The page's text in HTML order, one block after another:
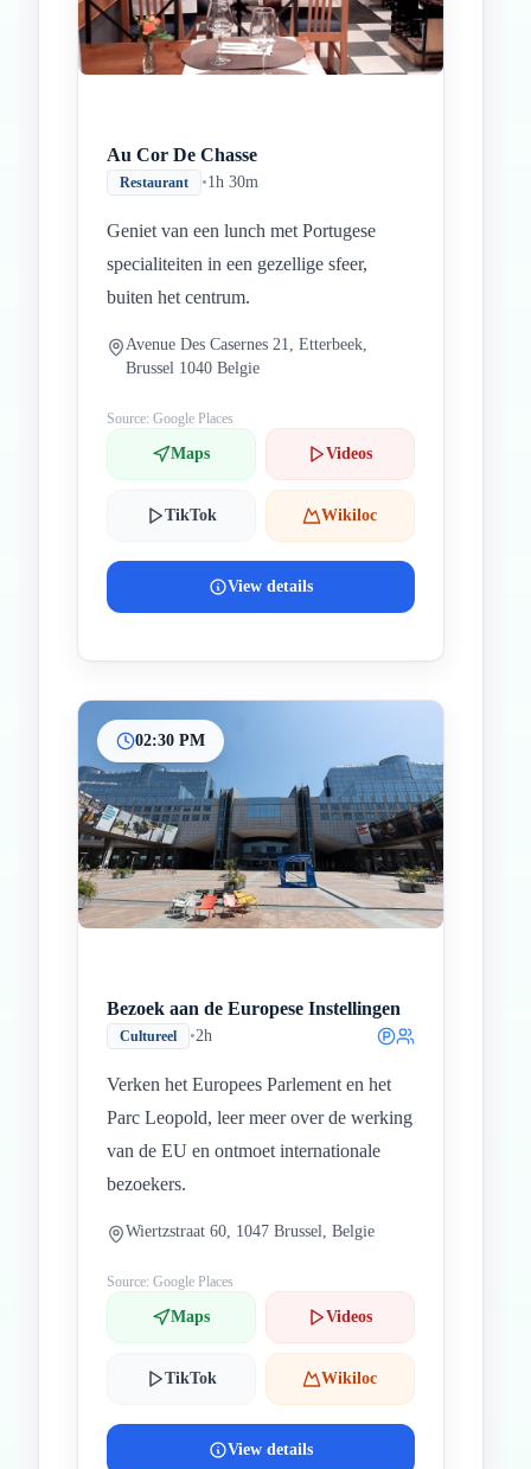
Au Cor De Chasse
Restaurant •1h 30m
Geniet van een lunch met Portugese
specialiteiten in een gezellige sfeer,
buiten het centrum.
Avenue Des Casernes 21, Etterbeek,
Brussel 1040 Belgie
Source: Google Places
Maps Videos
TikTok Wikiloc
View details
02:30 PM
Bezoek aan de Europese Instellingen
Cultureel •2h
Verken het Europees Parlement en het
Parc Leopold, leer meer over de werking
van de EU en ontmoet internationale
bezoekers.
Wiertzstraat 60, 1047 Brussel, Belgie
Source: Google Places
Maps Videos
TikTok Wikiloc
View details